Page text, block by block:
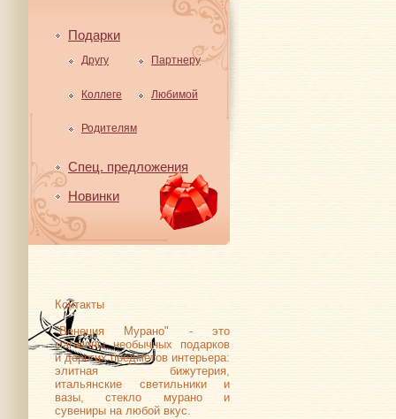
Подарки
Другу Партнеру
Коллеге Любимой
Родителям
Спец. предложения
Новинки
Контакты
"Венеция Мурано" - это
магазины необычных подарков
и дорогих предметов интерьера:
элитная бижутерия,
итальянские светильники и
вазы, стекло мурано и
сувениры на любой вкус.